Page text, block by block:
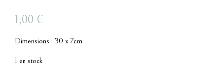
1,00 €
Dimensions : 30 x 7cm
1 en stock